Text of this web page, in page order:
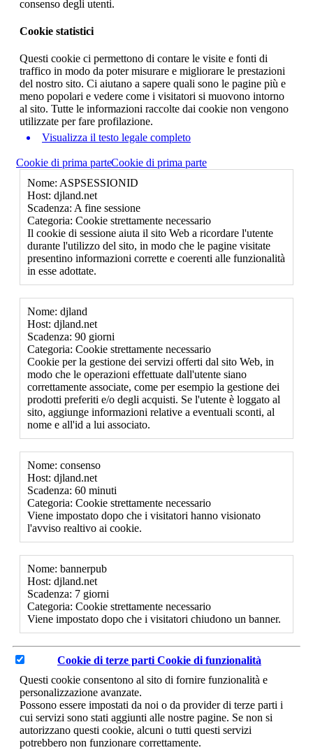
consenso degli utenti.
Cookie statistici
Questi cookie ci permettono di contare le visite e fonti di
traffico in modo da poter misurare e migliorare le prestazioni
del nostro sito. Ci aiutano a sapere quali sono le pagine più e
meno popolari e vedere come i visitatori si muovono intorno
al sito. Tutte le informazioni raccolte dai cookie non vengono
utilizzate per fare profilazione.
Visualizza il testo legale completo
Cookie di prima parteCookie di prima parte
Nome: ASPSESSIONID
Host: djland.net
Scadenza: A fine sessione
Categoria: Cookie strettamente necessario
Il cookie di sessione aiuta il sito Web a ricordare l'utente
durante l'utilizzo del sito, in modo che le pagine visitate
presentino informazioni corrette e coerenti alle funzionalità
in esse adottate.
Nome: djland
Host: djland.net
Scadenza: 90 giorni
Categoria: Cookie strettamente necessario
Cookie per la gestione dei servizi offerti dal sito Web, in
modo che le operazioni effettuate dall'utente siano
correttamente associate, come per esempio la gestione dei
prodotti preferiti e/o degli acquisti. Se l'utente è loggato al
sito, aggiunge informazioni relative a eventuali sconti, al
nome e all'id a lui associato.
Nome: consenso
Host: djland.net
Scadenza: 60 minuti
Categoria: Cookie strettamente necessario
Viene impostato dopo che i visitatori hanno visionato
l'avviso realtivo ai cookie.
Nome: bannerpub
Host: djland.net
Scadenza: 7 giorni
Categoria: Cookie strettamente necessario
Viene impostato dopo che i visitatori chiudono un banner.
Cookie di terze parti Cookie di funzionalità
Questi cookie consentono al sito di fornire funzionalità e
personalizzazione avanzate.
Possono essere impostati da noi o da provider di terze parti i
cui servizi sono stati aggiunti alle nostre pagine. Se non si
autorizzano questi cookie, alcuni o tutti questi servizi
potrebbero non funzionare correttamente.